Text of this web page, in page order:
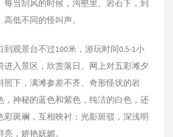
每当刮风的时候，沟壑里、岩石下，到
低不同的怪叫声。
观景台不过100米，游玩时间0.5-1小
进入景区，欣赏落日。网上对五彩滩夕
照下，满滩参差不齐、奇形怪状的岩
，神秘的蓝色和紫色，纯洁的白色，还
彩斑斓，互相映衬；光影斑驳，深浅明
，娇艳妩媚。